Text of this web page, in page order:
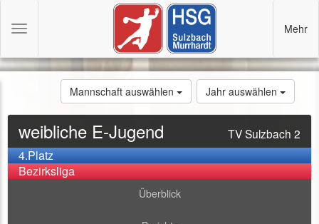
Mannschaft auswählen Jahr auswählen
weibliche E-Jugend TV Sulzbach 2
4.Platz
Bezirksliga
Überblick
Toggle
Mehr